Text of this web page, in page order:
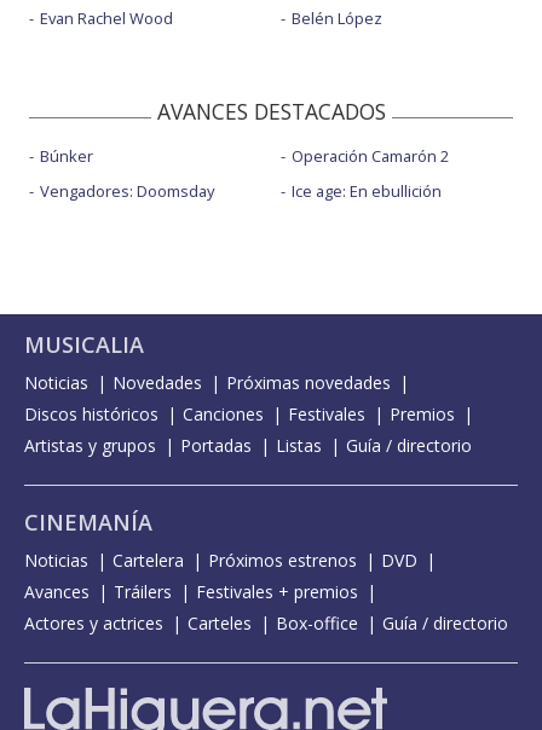
Evan Rachel Wood
Belén López
AVANCES DESTACADOS
Búnker
Vengadores: Doomsday
Operación Camarón 2
Ice age: En ebullición
MUSICALIA
Noticias Novedades
Próximas novedades
Discos históricos
Canciones Festivales
Premios
Artistas y grupos
Portadas Listas Guía / directorio
CINEMANÍA
Noticias Cartelera Próximos estrenos
DVD
Avances
Tráilers
Festivales + premios
Actores y actrices
Carteles Box-office Guía / directorio